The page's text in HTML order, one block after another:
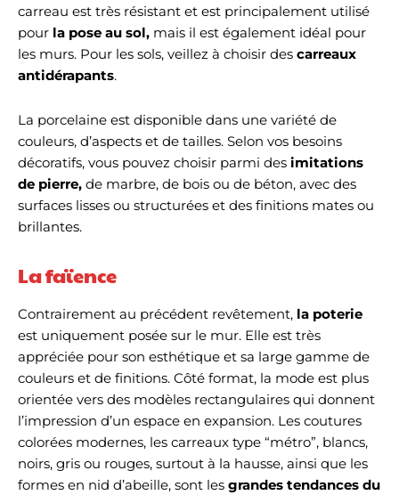
carreau est très résistant et est principalement utilisé
pour la pose au sol, mais il est également idéal pour
les murs. Pour les sols, veillez à choisir des carreaux
antidérapants.
La porcelaine est disponible dans une variété de
couleurs, d’aspects et de tailles. Selon vos besoins
décoratifs, vous pouvez choisir parmi des imitations
de pierre, de marbre, de bois ou de béton, avec des
surfaces lisses ou structurées et des finitions mates ou
brillantes.
La faïence
Contrairement au précédent revêtement, la poterie
est uniquement posée sur le mur. Elle est très
appréciée pour son esthétique et sa large gamme de
couleurs et de finitions. Côté format, la mode est plus
orientée vers des modèles rectangulaires qui donnent
l’impression d’un espace en expansion. Les coutures
colorées modernes, les carreaux type “métro”, blancs,
noirs, gris ou rouges, surtout à la hausse, ainsi que les
formes en nid d’abeille, sont les grandes tendances du